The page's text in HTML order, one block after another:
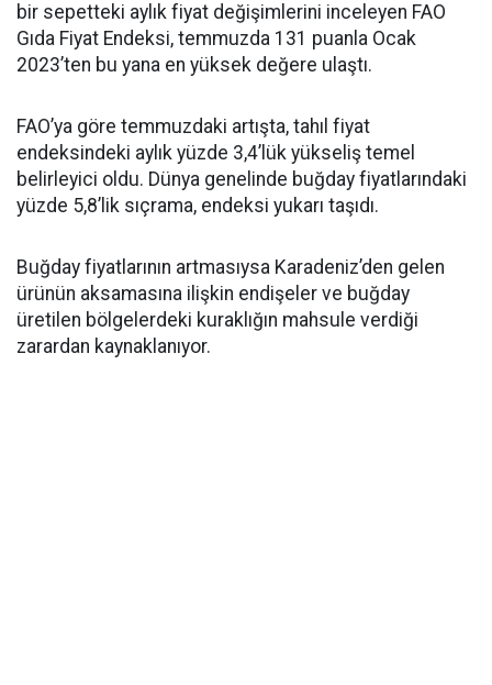
bir sepetteki aylık fiyat değişimlerini inceleyen FAO
Gıda Fiyat Endeksi, temmuzda 131 puanla Ocak
2023’ten bu yana en yüksek değere ulaştı.
FAO’ya göre temmuzdaki artışta, tahıl fiyat
endeksindeki aylık yüzde 3,4’lük yükseliş temel
belirleyici oldu. Dünya genelinde buğday fiyatlarındaki
yüzde 5,8’lik sıçrama, endeksi yukarı taşıdı.
Buğday fiyatlarının artmasıysa Karadeniz’den gelen
ürünün aksamasına ilişkin endişeler ve buğday
üretilen bölgelerdeki kuraklığın mahsule verdiği
zarardan kaynaklanıyor.